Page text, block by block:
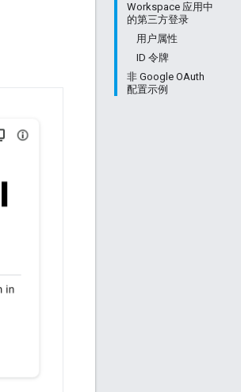
Workspace 应用中
的第三方登录
用户属性
ID 令牌
非 Google OAuth
配置示例